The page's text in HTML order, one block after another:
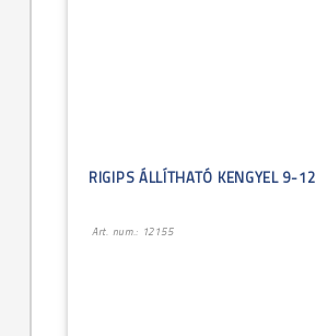
RIGIPS ÁLLÍTHATÓ KENGYEL 9-12
Art. num.: 12155